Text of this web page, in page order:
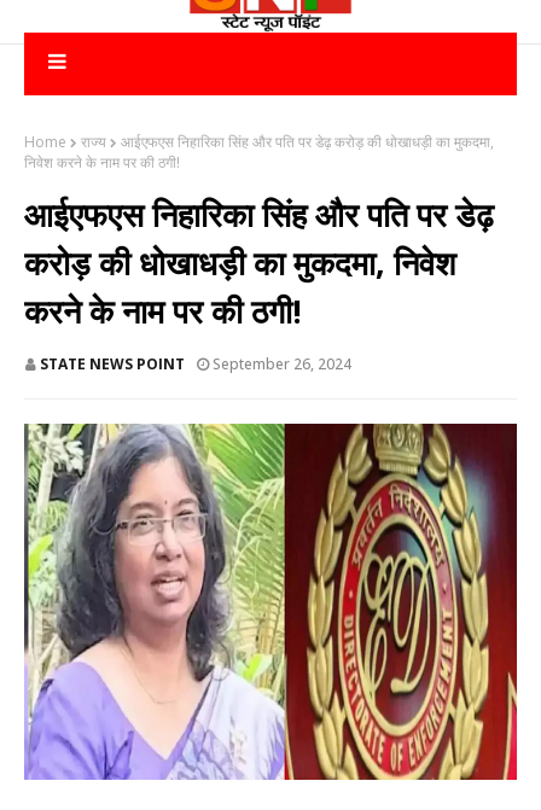
Home राज्य
आईएफएस निहारिका सिंह और पति पर डेढ़ करोड़ की धोखाधड़ी का मुकदमा,
निवेश करने के नाम पर की ठगी!
आईएफएस निहारिका सिंह और पति पर डेढ़
करोड़ की धोखाधड़ी का मुकदमा, निवेश
करने के नाम पर की ठगी!
STATE NEWS POINT September 26, 2024